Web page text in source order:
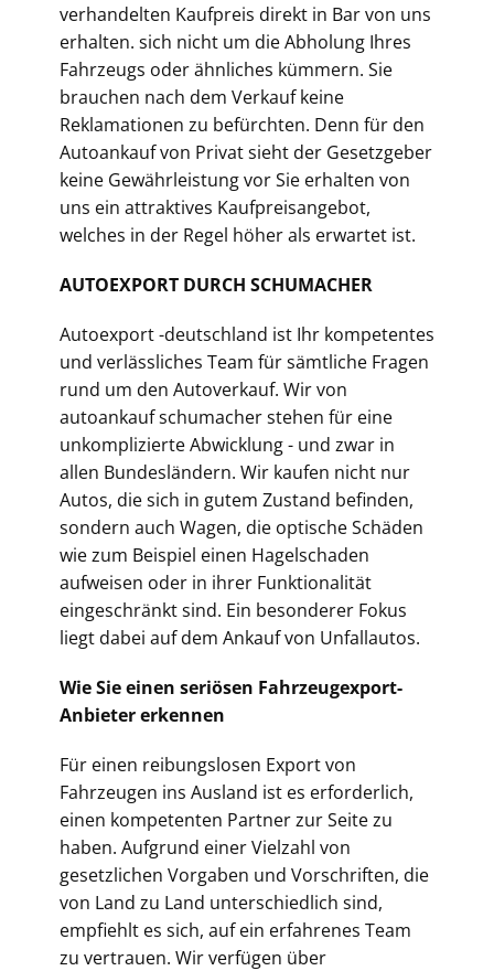
verhandelten Kaufpreis direkt in Bar von uns
erhalten. sich nicht um die Abholung Ihres
Fahrzeugs oder ähnliches kümmern. Sie
brauchen nach dem Verkauf keine
Reklamationen zu befürchten. Denn für den
Autoankauf von Privat sieht der Gesetzgeber
keine Gewährleistung vor Sie erhalten von
uns ein attraktives Kaufpreisangebot,
welches in der Regel höher als erwartet ist.
AUTOEXPORT DURCH SCHUMACHER
Autoexport -deutschland ist Ihr kompetentes
und verlässliches Team für sämtliche Fragen
rund um den Autoverkauf. Wir von
autoankauf schumacher stehen für eine
unkomplizierte Abwicklung - und zwar in
allen Bundesländern. Wir kaufen nicht nur
Autos, die sich in gutem Zustand befinden,
sondern auch Wagen, die optische Schäden
wie zum Beispiel einen Hagelschaden
aufweisen oder in ihrer Funktionalität
eingeschränkt sind. Ein besonderer Fokus
liegt dabei auf dem Ankauf von Unfallautos.
Wie Sie einen seriösen Fahrzeugexport-
Anbieter erkennen
Für einen reibungslosen Export von
Fahrzeugen ins Ausland ist es erforderlich,
einen kompetenten Partner zur Seite zu
haben. Aufgrund einer Vielzahl von
gesetzlichen Vorgaben und Vorschriften, die
von Land zu Land unterschiedlich sind,
empfiehlt es sich, auf ein erfahrenes Team
zu vertrauen. Wir verfügen über